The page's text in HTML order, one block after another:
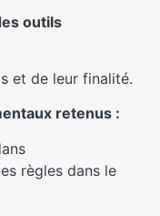
outils
et de leur finalité.
retenus :
règles dans le